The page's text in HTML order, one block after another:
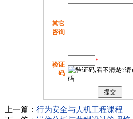
其它
咨询
验证
码
*
上一篇： 行为安全与人机工程课程